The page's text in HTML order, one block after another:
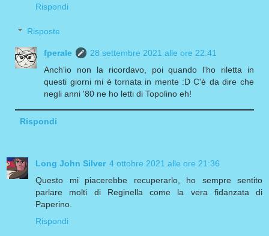
Rispondi
Risposte
fperale
28 settembre 2021 alle ore 22:41
Anch'io non la ricordavo, poi quando l'ho riletta in
questi giorni mi è tornata in mente :D C'è da dire che
negli anni '80 ne ho letti di Topolino eh!
Rispondi
Long John Silver 4 ottobre 2021 alle ore 21:36
Questo mi piacerebbe recuperarlo, ho sempre sentito
parlare molti di Reginella come la vera fidanzata di
Paperino.
Rispondi